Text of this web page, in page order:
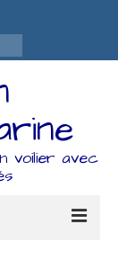
voilier avec